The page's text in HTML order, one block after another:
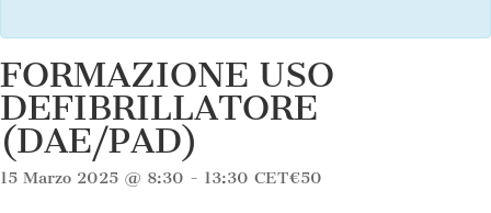
FORMAZIONE USO
DEFIBRILLATORE
(DAE/PAD)
15 Marzo 2025 @ 8:30 - 13:30 CET€50